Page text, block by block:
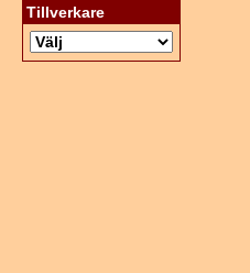
Tillverkare